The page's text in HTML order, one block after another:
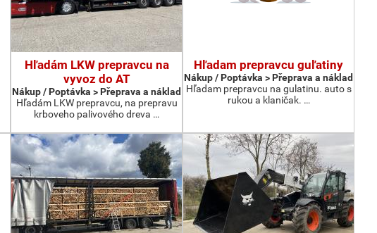
Hľadám LKW prepravcu na
vyvoz do AT
Nákup / Poptávka > Přeprava a náklad
Hľadám LKW prepravcu, na prepravu
krboveho palivového dreva …
Hľadam prepravcu guľatiny
Nákup / Poptávka > Přeprava a náklad
Hľadam prepravcu na gulatinu. auto s
rukou a klaničak. …